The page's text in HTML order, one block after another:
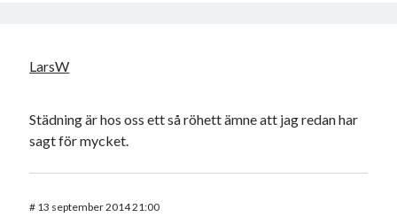
LarsW
Städning är hos oss ett så röhett ämne att jag redan har
sagt för mycket.
# 13 september 2014 21:00